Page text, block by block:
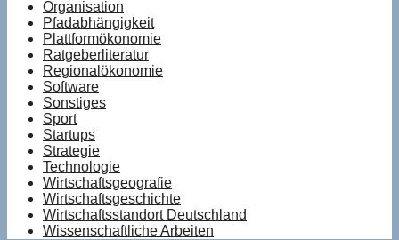
Organisation
Pfadabhängigkeit
Plattformökonomie
Ratgeberliteratur
Regionalökonomie
Software
Sonstiges
Sport
Startups
Strategie
Technologie
Wirtschaftsgeografie
Wirtschaftsgeschichte
Wirtschaftsstandort Deutschland
Wissenschaftliche Arbeiten